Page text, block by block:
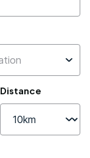
Distance